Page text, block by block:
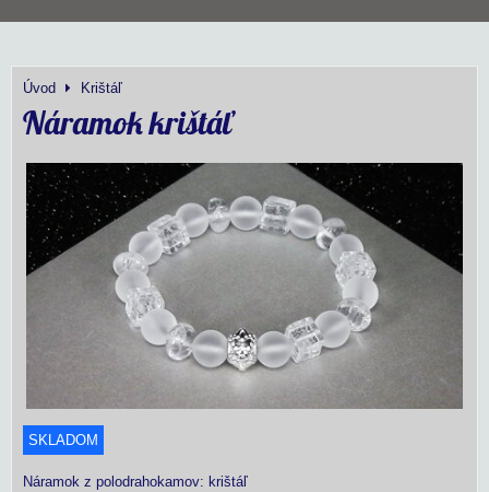
Úvod Krištáľ
Náramok krištáľ
SKLADOM
Náramok z polodrahokamov: krištáľ